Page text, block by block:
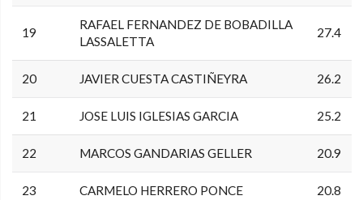
19
RAFAEL FERNANDEZ DE BOBADILLA
LASSALETTA
27.4
20 JAVIER CUESTA CASTIÑEYRA 26.2
21 JOSE LUIS IGLESIAS GARCIA 25.2
22 MARCOS GANDARIAS GELLER 20.9
23 CARMELO HERRERO PONCE 20.8